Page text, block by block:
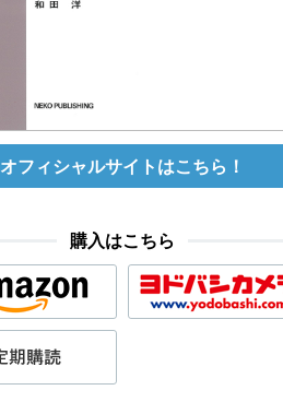
オフィシャルサイトはこちら！
購入はこちら